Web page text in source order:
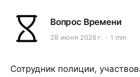
Вопрос Времени
28 июня 2026 г. 1 min
Сотрудник полиции,